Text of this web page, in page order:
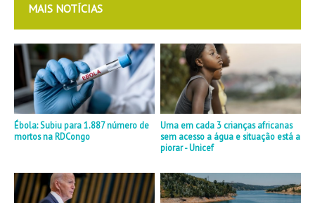
MAIS NOTÍCIAS
Ébola: Subiu para 1.887 número de
mortos na RDCongo
Uma em cada 3 crianças africanas
sem acesso a água e situação está a
piorar - Unicef